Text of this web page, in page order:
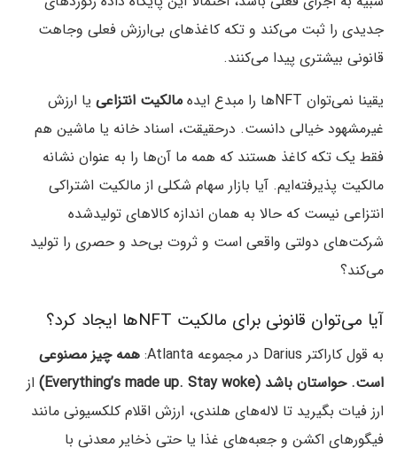
جدیدی را ثبت می‌کند و تکه کاغذهای بی‌ارزش فعلی وجاهت
قانونی بیشتری پیدا می‌کنند.
یقینا نمی‌توان NFTها را مبدع ایده
مالکیت انتزاعی یا ارزش
غیرمشهود خیالی دانست. درحقیقت، اسناد خانه یا ماشین هم
فقط یک تکه کاغذ هستند که همه ما آن‌ها را به عنوان نشانه
مالکیت پذیرفته‌ایم. آیا بازار سهام شکلی از مالکیت اشتراکی
انتزاعی نیست که حالا به همان اندازه کالاهای تولیدشده
شرکت‌های دولتی واقعی است و ثروت بی‌حد و حصری را تولید
می‌کند؟
آیا می‌توان قانونی برای مالکیت NFTها ایجاد کرد؟
به قول کاراکتر Darius در مجموعه Atlanta:
همه چیز مصنوعی
است. حواستان باشد (Everything’s made up. Stay woke)
از
ارز فیات بگیرید تا لاله‌های هلندی، ارزش اقلام کلکسیونی مانند
فیگورهای اکشن و جعبه‌های غذا یا حتی ذخایر معدنی با